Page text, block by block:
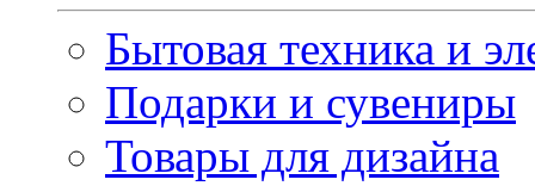
Бытовая техника и
Подарки и сувениры
Товары для дизайна